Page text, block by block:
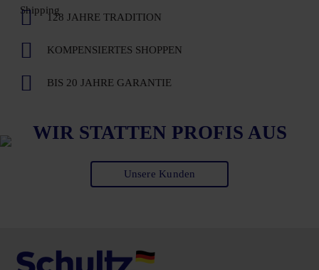
128 JAHRE TRADITION
KOMPENSIERTES SHOPPEN
BIS 20 JAHRE GARANTIE
WIR STATTEN PROFIS AUS
Unsere Kunden